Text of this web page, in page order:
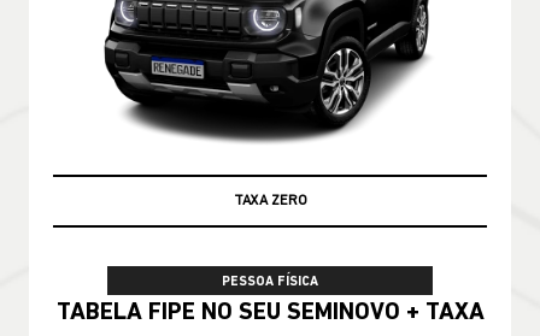
TAXA ZERO
PESSOA FÍSICA
TABELA FIPE NO SEU SEMINOVO + TAXA